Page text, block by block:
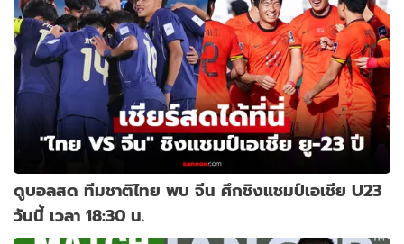
ดูบอลสด ทีมชาติไทย พบ จีน ศึกชิงแชมป์เอเชีย U23
วันนี้ เวลา 18:30 น.